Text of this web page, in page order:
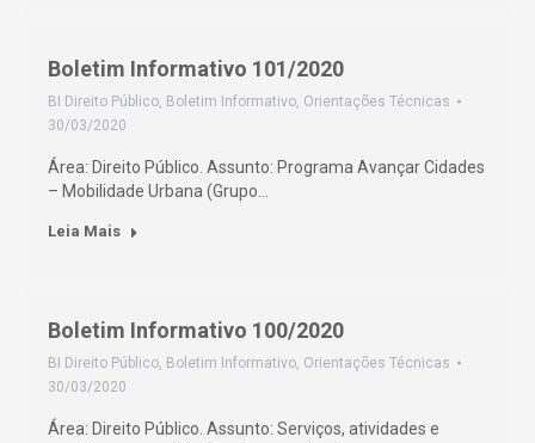
Boletim Informativo 101/2020
BI Direito Público, Boletim Informativo, Orientações Técnicas
30/03/2020
Área: Direito Público. Assunto: Programa Avançar Cidades
– Mobilidade Urbana (Grupo…
Leia Mais
Boletim Informativo 100/2020
BI Direito Público, Boletim Informativo, Orientações Técnicas
30/03/2020
Área: Direito Público. Assunto: Serviços, atividades e